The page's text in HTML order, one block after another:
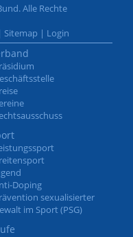
Alle Rechte
Sitemap | Login
Doping
sexualisierter
im Sport (PSG)